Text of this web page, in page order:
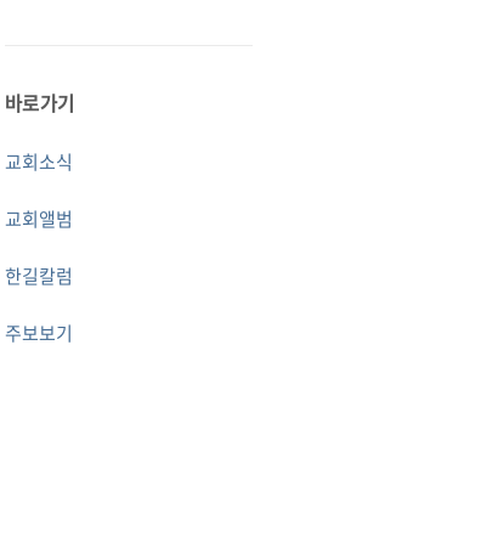
바로가기
교회소식
교회앨범
한길칼럼
주보보기